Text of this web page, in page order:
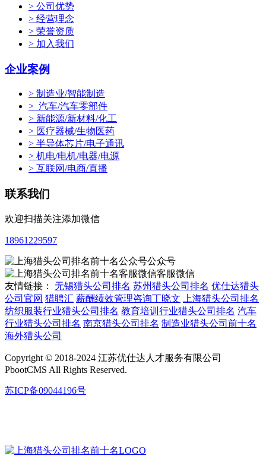
> 公司优势
> 经营理念
> 荣誉资质
> 加入我们
企业案例
> 制造业/智能制造
> 汽车/汽车零部件
> 新能源/新材料/化工
> 医疗器械/生物医药
> 半导体芯片/电子通讯
> 机电/电机/电器/电源
> 互联网/电商/直播
联系我们
欢迎扫描关注添加微信
18961229597
公众号
客服微信
友情链接： 无锡猎头公司排名 苏州猎头公司排名 优仕达猎头
公司官网 猎聘汇 薪酬绩效管理咨询丁晓文
上海猎头公司排名
纺织服装行业猎头公司排名 教育培训行业猎头公司排名 汽车
行业猎头公司排名 南京猎头公司排名 制造业猎头公司前十名
海外猎头公司
Copyright © 2018-2024 江苏优仕达人才服务有限公司
PbootCMS All Rights Reserved.
苏ICP备09044196号